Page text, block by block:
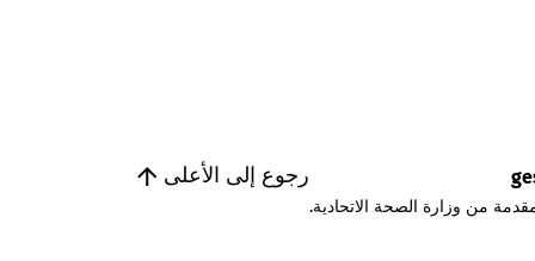
رجوع إلى الأعلى
من وزارة الصحة الاتحادية.